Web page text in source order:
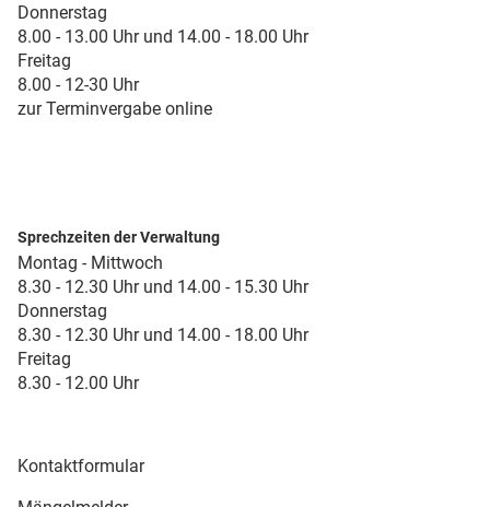
Donnerstag
8.00 - 13.00 Uhr und 14.00 - 18.00 Uhr
Freitag
8.00 - 12-30 Uhr
zur Terminvergabe online
Sprechzeiten der Verwaltung
Montag - Mittwoch
8.30 - 12.30 Uhr und 14.00 - 15.30 Uhr
Donnerstag
8.30 - 12.30 Uhr und 14.00 - 18.00 Uhr
Freitag
8.30 - 12.00 Uhr
Kontaktformular